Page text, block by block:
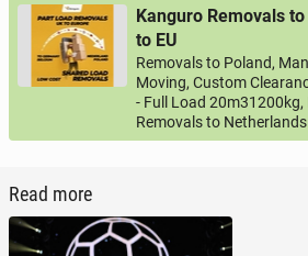
Kanguro Removals
to EU
Removals to Poland,
Moving, Custom
- Full Load 20m31200kg,
Removals to Netherlands
Read more